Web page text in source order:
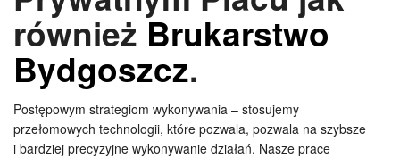
równieżBrukarstwo
Bydgoszcz.
Postępowym strategiom wykonywania – stosujemy
przełomowych technologii, które pozwala, pozwala na szybsze
i bardziej precyzyjne wykonywanie działań. Nasze prace